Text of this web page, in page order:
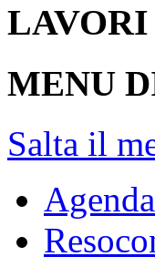
LAVORI
MENU
Salta il